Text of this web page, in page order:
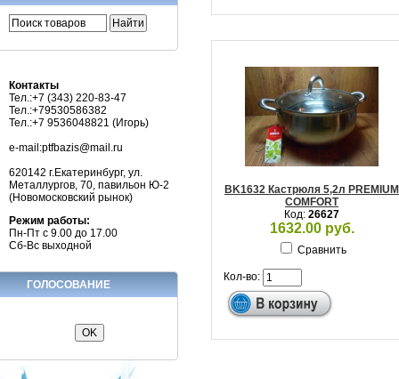
Контакты
Тел.:+7 (343) 220-83-47
Тел.:+79530586382
Тел.:+7 9536048821 (Игорь)
e-mail:ptfbazis@mail.ru
620142 г.Екатеринбург, ул.
Металлургов, 70, павильон Ю-2
(Новомосковский рынок)
Режим работы:
Пн-Пт с 9.00 до 17.00
Сб-Вс выходной
ГОЛОСОВАНИЕ
BK1632 Кастрюля 5,2л PREMIUM
COMFORT
Код: 26627
1632.00 руб.
Сравнить
Кол-во: